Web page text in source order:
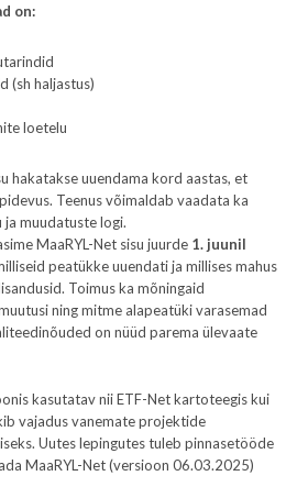
on:
(sh haljastus)
loetelu
hakatakse uuendama kord aastas, et
Teenus võimaldab vaadata ka
muudatuste logi.
MaaRYL-Net sisu juurde 1. juunil
peatükke uuendati ja millises mahus
Toimus ka mõningaid
ning mitme alapeatüki varasemad
on nüüd parema ülevaate
kasutatav nii ETF-Net kartoteegis kui
vajadus vanemate projektide
Uutes lepingutes tuleb pinnasetööde
MaaRYL-Net (versioon 06.03.2025)